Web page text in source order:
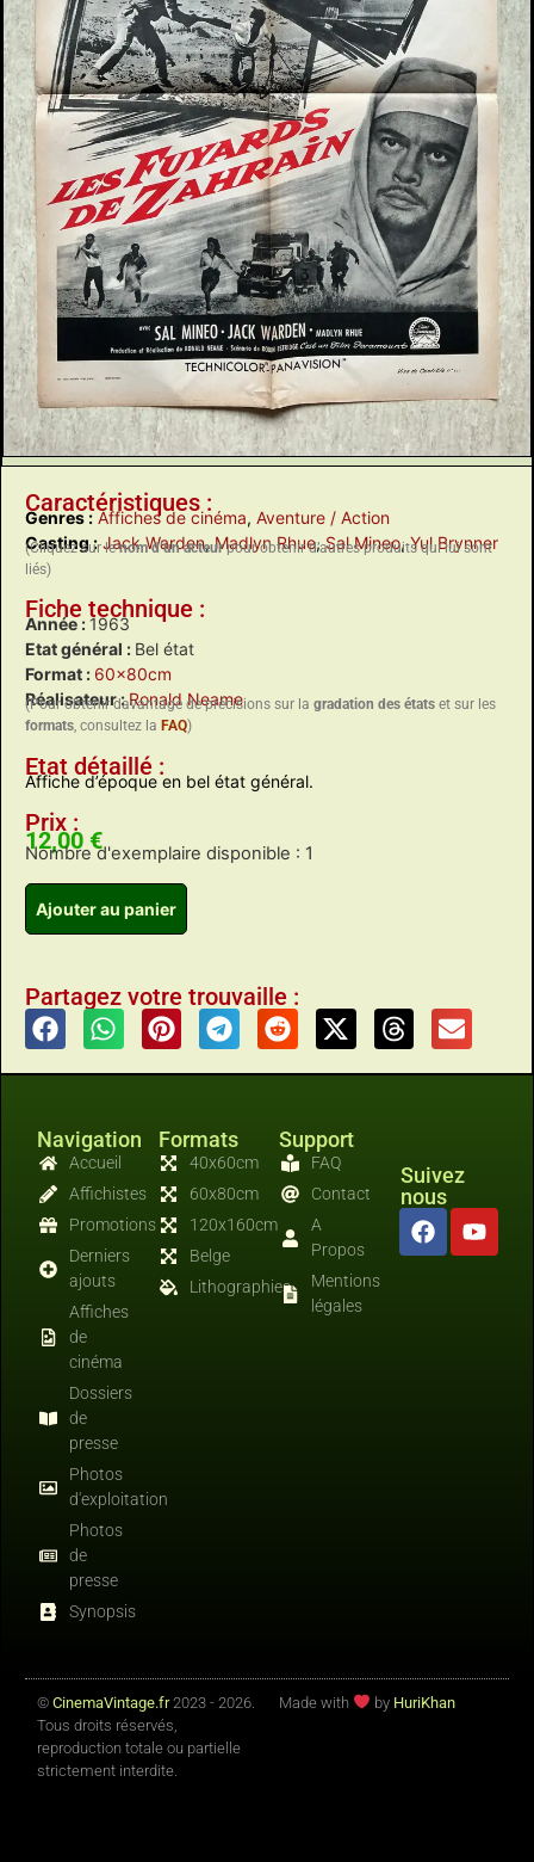
Caractéristiques :
Genres : Affiches de cinéma, Aventure / Action
Casting : Jack Warden,Madlyn Rhue,Sal Mineo,Yul Brynner
(Cliquez sur lenom d’un acteurpour obtenir d’autres produits qui lui sont
liés)
Fiche technique :
Année : 1963
Etat général : Bel état
Format : 60x80cm
Réalisateur :Ronald Neame
(Pour obtenir davantage de précisions sur la gradation des états et sur les
formats, consultez la FAQ)
Etat détaillé :
Affiche d’époque en bel état général.
Prix :
12,00 €
Nombre d'exemplaire disponible : 1
Ajouter au panier
Partagez votre trouvaille :
Navigation
Accueil
Affichistes
Promotions
Derniers
ajouts
Affiches
de
cinéma
Dossiers
de
presse
Photos
d'exploitation
Photos
de
presse
Synopsis
Formats
40x60cm
60x80cm
120x160cm
Belge
Lithographies
Support
FAQ
Contact
A
Propos
Mentions
légales
Suivez
nous
© CinemaVintage.fr2023 - 2026.
Tous droits réservés,
reproduction totale ou partielle
strictement interdite.
Made with by HuriKhan